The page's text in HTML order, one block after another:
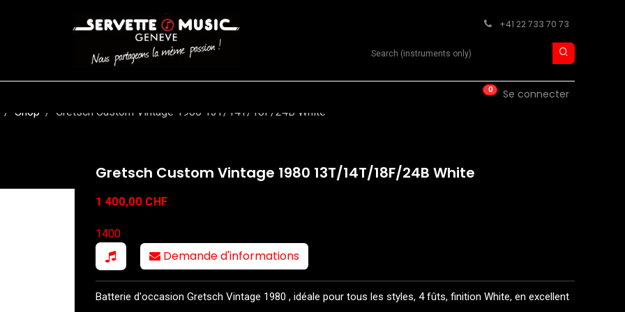
+41 22 733 70 73
Search product
0 Se connecter
Shop Gretsch Custom Vintage 1980 13T/14T/18F/24B White
Gretsch Custom Vintage 1980 13T/14T/18F/24B White
1 400,00 CHF
1400
Demande d'informations
Batterie d'occasion Gretsch Vintage 1980 , idéale pour tous les styles, 4 fûts, finition White, en excellent